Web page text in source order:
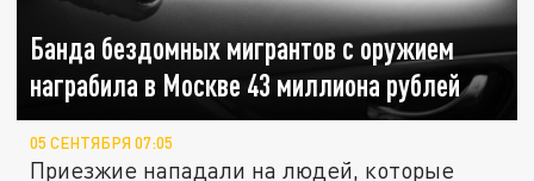
Банда бездомных мигрантов с оружием
награбила в Москве 43 миллиона рублей
05 СЕНТЯБРЯ 07:05
Приезжие нападали на людей, которые